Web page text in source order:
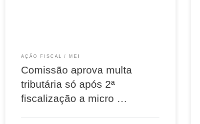
AÇÃO FISCAL MEI
Comissão aprova multa
tributária só após 2ª
fiscalização a micro …